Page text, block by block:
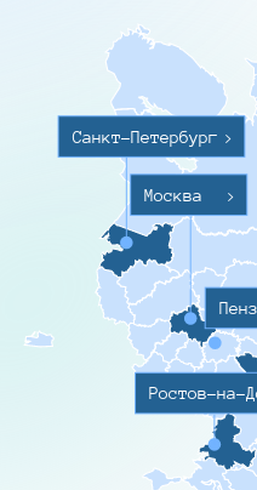
Санкт-Петербург >
Москва >
Ростов-на-